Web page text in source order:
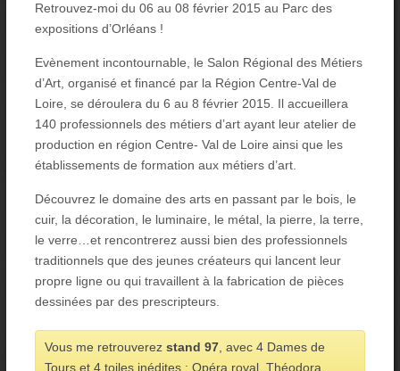
Retrouvez-moi du 06 au 08 février 2015 au Parc des
expositions d’Orléans !
Evènement incontournable, le Salon Régional des Métiers
d’Art, organisé et financé par la Région Centre-Val de
Loire, se déroulera du 6 au 8 février 2015. Il accueillera
140 professionnels des métiers d’art ayant leur atelier de
production en région Centre- Val de Loire ainsi que les
établissements de formation aux métiers d’art.
Découvrez le domaine des arts en passant par le bois, le
cuir, la décoration, le luminaire, le métal, la pierre, la terre,
le verre…et rencontrerez aussi bien des professionnels
traditionnels que des jeunes créateurs qui lancent leur
propre ligne ou qui travaillent à la fabrication de pièces
dessinées par des prescripteurs.
Vous me retrouverez stand 97, avec 4 Dames de
Tours et 4 toiles inédites : Opéra royal, Théodora,